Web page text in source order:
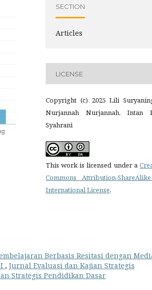
SECTION
Articles
LICENSE
Copyright (c) 2025 Lili
Nurjannah Nurjannah, Intan
Syahrani
This work is licensed under a
Commons Attribution-
International License.
Berbasis Resitasi dengan
, Jurnal Evaluasi dan Kajian Strategis
Strategis Pendidikan Dasar